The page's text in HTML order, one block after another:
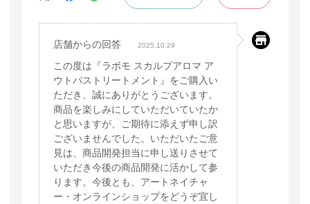
店舗からの回答 2025.10.29
この度は『ラボモ スカルプアロマ ア
ウトバストリートメント』をご購入い
ただき、誠にありがとうございます。
商品を楽しみにしていただいていたか
と思いますが、ご期待に添えず申し訳
ございませんでした。いただいたご意
見は、商品開発担当に申し送りさせて
いただき今後の商品開発に活かして参
ります。今後とも、アートネイチャ
ー・オンラインショップをどうぞ宜し